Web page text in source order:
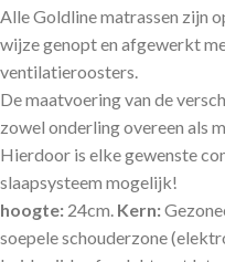
Alle Goldline matrassen zijn
wijze genopt en afgewerkt
ventilatieroosters.
De maatvoering van de
zowel onderling overeen als
Hierdoor is elke gewenste
slaapsysteem mogelijk!
hoogte: 24cm. Kern:
soepele schouderzone